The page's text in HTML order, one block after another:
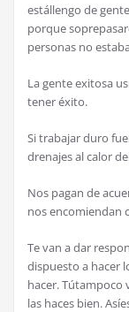
estállengo de
porque
personas no
La gente exitosa
tener éxito.
Si trabajar duro
drenajes al calor
Nos pagan de
nos encomiendan
Te van a dar
dispuesto a hacer
hacer. Tútampoco
las haces bien.